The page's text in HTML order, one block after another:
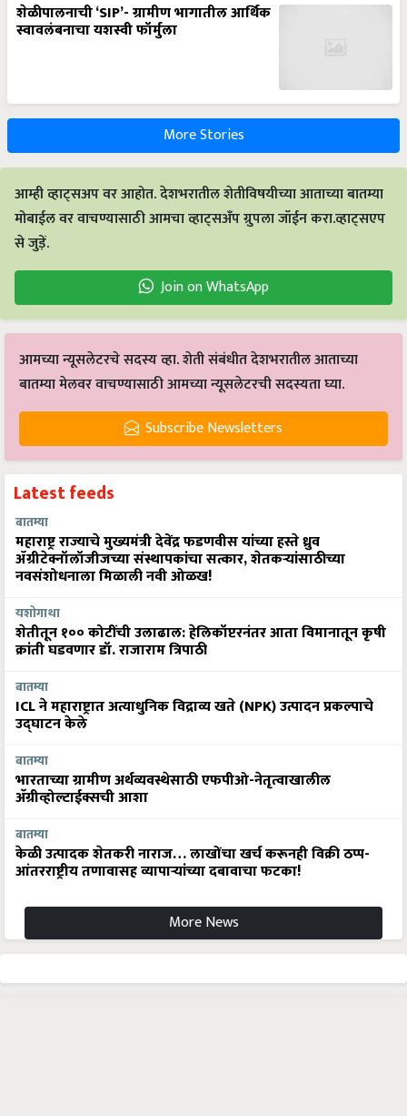
शेळीपालनाची ‘SIP’- ग्रामीण भागातील आर्थिक
स्वावलंबनाचा यशस्वी फॉर्मुला
More Stories
आम्ही व्हाट्सअप वर आहोत. देशभरातील शेतीविषयीच्या आताच्या बातम्या
मोबाईल वर वाचण्यासाठी आमचा व्हाट्सअँप ग्रुपला जॉईन करा.व्हाट्सएप
से जुड़ें.
Join on WhatsApp
आमच्या न्यूसलेटरचे सदस्य व्हा. शेती संबंधीत देशभरातील आताच्या
बातम्या मेलवर वाचण्यासाठी आमच्या न्यूसलेटरची सदस्यता घ्या.
Subscribe Newsletters
Latest feeds
बातम्या
महाराष्ट्र राज्याचे मुख्यमंत्री देवेंद्र फडणवीस यांच्या हस्ते ध्रुव
ॲग्रीटेक्नॉलॉजीजच्या संस्थापकांचा सत्कार, शेतकऱ्यांसाठीच्या
नवसंशोधनाला मिळाली नवी ओळख!
यशोगाथा
शेतीतून १०० कोटींची उलाढाल: हेलिकॉप्टरनंतर आता विमानातून कृषी
क्रांती घडवणार डॉ. राजाराम त्रिपाठी
बातम्या
ICL ने महाराष्ट्रात अत्याधुनिक विद्राव्य खते (NPK) उत्पादन प्रकल्पाचे
उद्घाटन केले
बातम्या
भारताच्या ग्रामीण अर्थव्यवस्थेसाठी एफपीओ-नेतृत्वाखालील
अ‍ॅग्रीव्होल्टाईक्सची आशा
बातम्या
केळी उत्पादक शेतकरी नाराज… लाखोंचा खर्च करूनही विक्री ठप्प-
आंतरराष्ट्रीय तणावासह व्यापाऱ्यांच्या दबावाचा फटका!
More News